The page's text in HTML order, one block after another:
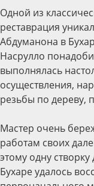
Одной из
реставрация
Абдуманона в
Насрулло
выполнялась
осуществления,
резьбы по дереву,
Мастер очень
работам своих
этому одну
Бухаре удалось